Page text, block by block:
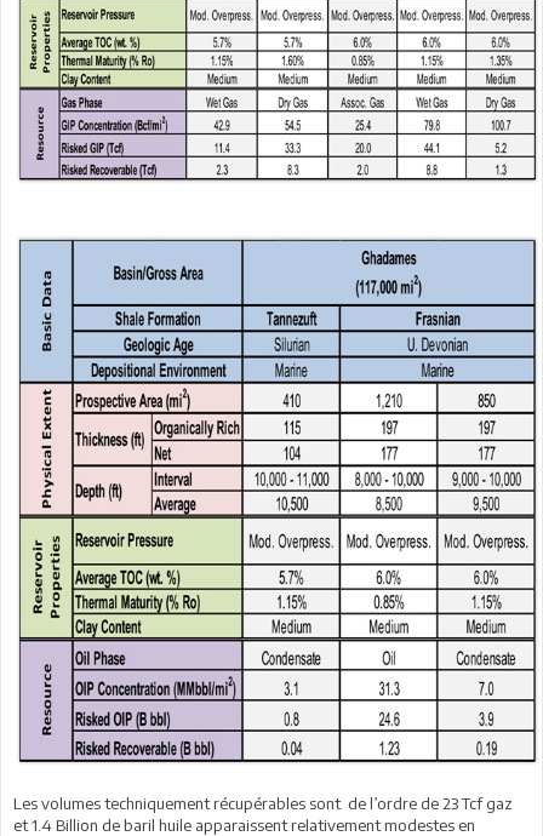
Les volumes techniquement récupérables sont de l’ordre de 23 Tcf gaz
et 1.4 Billion de baril huile apparaissent relativement modestes en